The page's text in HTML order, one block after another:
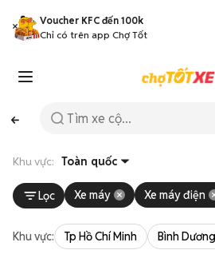
Voucher KFC đến 100k
Chỉ có trên app Chợ Tốt
Khu vực: Toàn quốc
Lọc Xe máy Xe máy điện
Khu vực: Tp Hồ Chí Minh Bình